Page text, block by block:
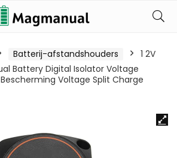
Batterij-afstandshouders
1 2V
Battery Digital Isolator Voltage
Bescherming Voltage Split Charge